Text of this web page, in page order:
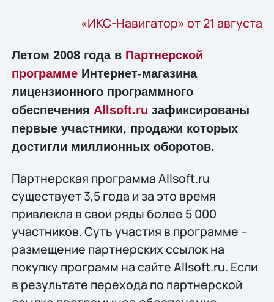
«ИКС-Навигатор» от 21 августа
Летом 2008 года в Партнерской
программеИнтернет-магазина
лицензионного программного
обеспечения Allsoft.ru зафиксированы
первые участники, продажи которых
достигли миллионных оборотов.
Партнерская программа Allsoft.ru
существует 3,5 года и за это время
привлекла в свои ряды более 5 000
участников. Суть участия в программе –
размещение партнерских ссылок на
покупку программ на сайте Allsoft.ru. Если
в результате перехода по партнерской